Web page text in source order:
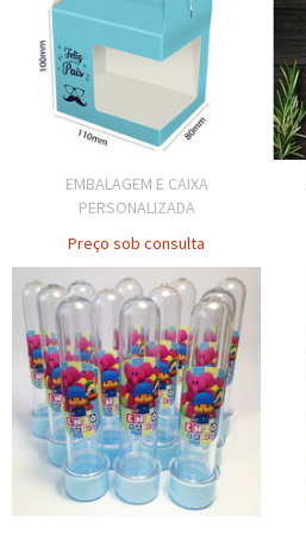
EMBALAGEM E CAIXA
PERSONALIZADA
Preço sob consulta